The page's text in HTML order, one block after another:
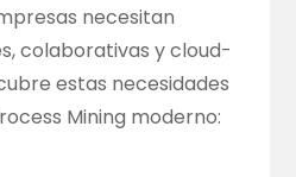
necesitan
colaborativas y cloud-
estas necesidades
Mining moderno: